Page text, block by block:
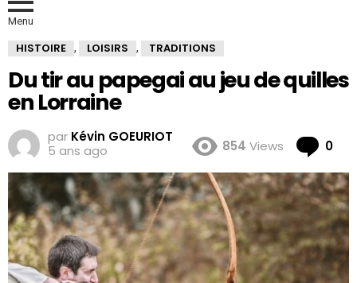
Menu
HISTOIRE , LOISIRS , TRADITIONS
Du tir au papegai au jeu de quilles
en Lorraine
par Kévin GOEURIOT
5 ans ago
854 Views 0